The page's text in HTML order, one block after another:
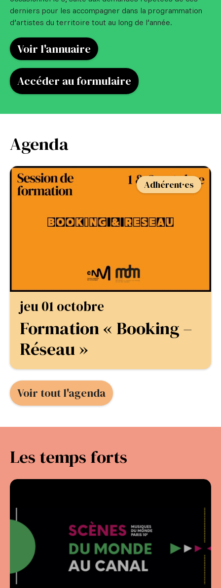
derniers pour les accompagner dans la programmation
d’artistes du territoire tout au long de l’année.
Voir l'annuaire
Accéder au formulaire
Agenda
Adhérent·es
jeu 01 octobre
Formation « Booking –
Réseau »
Voir tout l'agenda
Les temps forts